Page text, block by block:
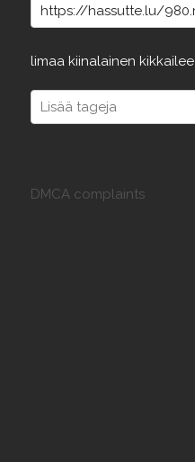
limaa kiinalainen kikkailee
DMCA complaints